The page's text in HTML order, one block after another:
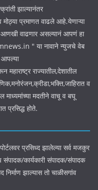
झाल्यानंतर
मोठ्या प्रमाणत वाढले आहे.येणाऱ्या
आणखी वाढणार असल्यानं आपणं हा
" या नावाने न्युजचे वेब
महाराष्ट्र राज्यातील,देशातील
व
माध्यमांच्या मदतीने वाचू व बघू
प्रसिद्ध होते.
प्रसिध्द झालेल्या सर्व मजकुर
कार्यकारी संपादक/संपादक
झाल्यास तो चाळीसगांव